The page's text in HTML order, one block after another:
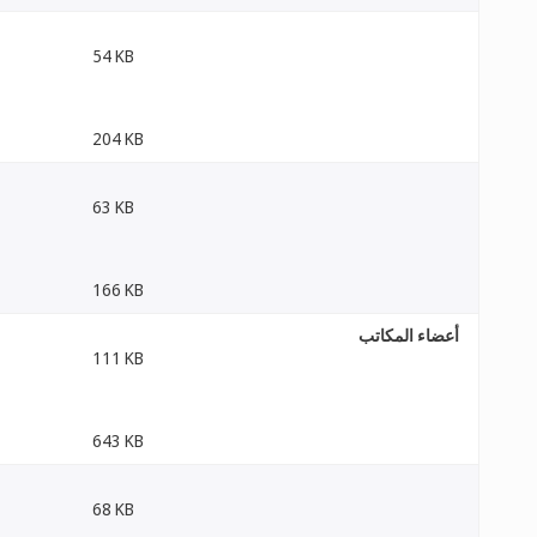
54 KB
204 KB
63 KB
166 KB
أعضاء المكاتب
111 KB
643 KB
68 KB